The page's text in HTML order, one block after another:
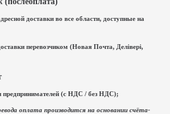
доставки во все области, доступные на
перевозчиком (Новая Почта, Делівері,
предпринимателей (с НДС / без НДС);
оплата производится на основании счёта-